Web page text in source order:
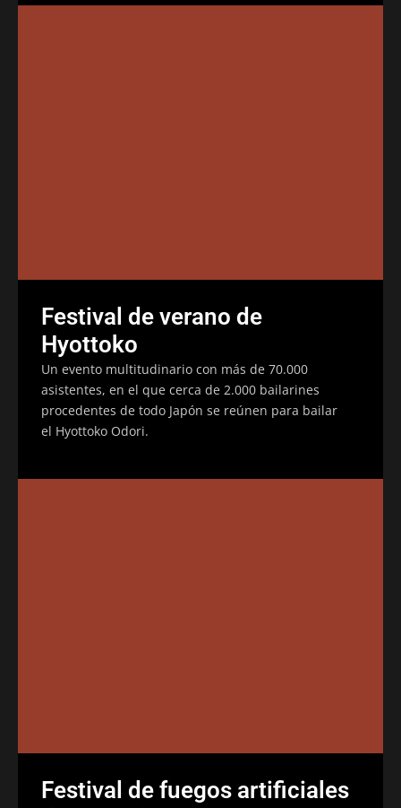
Festival de verano de
Hyottoko
Un evento multitudinario con más de 70.000
asistentes, en el que cerca de 2.000 bailarines
procedentes de todo Japón se reúnen para bailar
el Hyottoko Odori.
Festival de fuegos artificiales